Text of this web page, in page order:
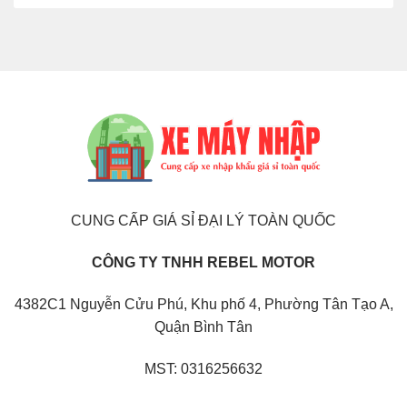
CUNG CẤP GIÁ SỈ ĐẠI LÝ TOÀN QUỐC
CÔNG TY TNHH REBEL MOTOR
4382C1 Nguyễn Cửu Phú, Khu phố 4, Phường Tân Tạo A,
Quận Bình Tân
MST: 0316256632